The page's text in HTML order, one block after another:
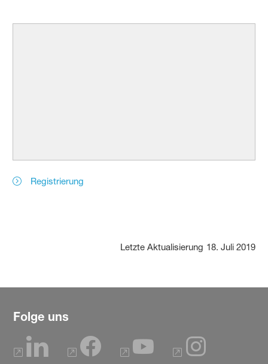
Registrierung
Letzte Aktualisierung 18. Juli 2019
Folge uns